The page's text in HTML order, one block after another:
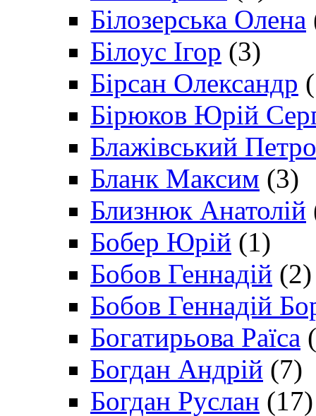
Білозерська Олена
Білоус Ігор (3)
Бірсан Олександр
Бірюков Юрій
Блажівський Петро
Бланк Максим (3)
Близнюк Анатолій
Бобер Юрій (1)
Бобов Геннадій (2)
Бобов Геннадій
Богатирьова Раїса
Богдан Андрій (7)
Богдан Руслан (17)